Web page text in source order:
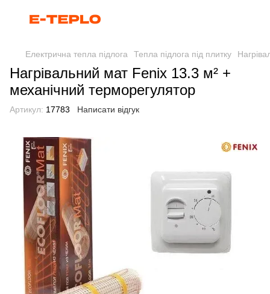
Електрична тепла підлога Тепла підлога під плитку
Нагрівальний мат Fenix 13.3 м² +
механічний терморегулятор
Артикул: 17783 Написати відгук